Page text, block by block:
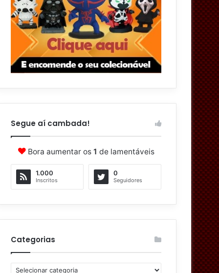
Segue aí cambada!
Bora aumentar os 1 de lamentáveis
1.000
Inscritos
0
Seguidores
Categorias